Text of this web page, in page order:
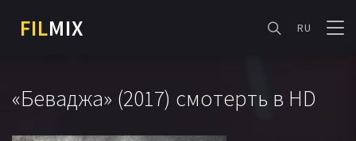
FILMIX RU
«Беваджа» (2017) смотерть в HD